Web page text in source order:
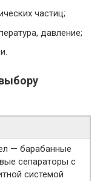
частиц;
давление;
— барабанные
сепараторы с
системой